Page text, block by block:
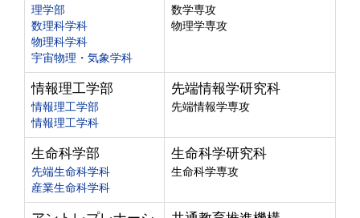
理学部
数理科学科
物理科学科
宇宙物理・気象学科
数学専攻
物理学専攻
情報理工学部
情報理工学部
情報理工学科
先端情報学研究科
先端情報学専攻
生命科学部
先端生命科学科
産業生命科学科
生命科学研究科
生命科学専攻